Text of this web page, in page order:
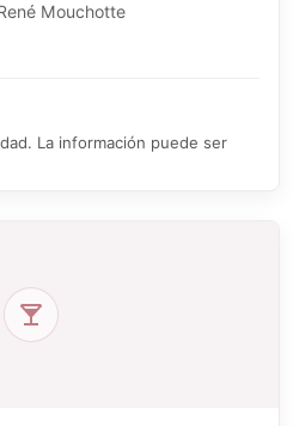
Mouchotte
La información puede ser